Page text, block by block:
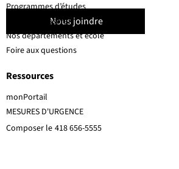
Nous joindre
MESURES D'URGENCE
Composer le 418 656-5555
Ressources
Programmes d’études
Corps professoral
Nos départements et école
Foire aux questions
monPortail